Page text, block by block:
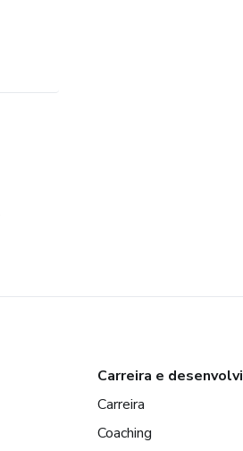
Carreira e
Carreira
Coaching